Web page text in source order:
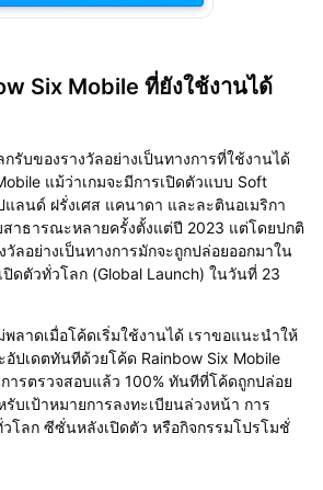
Six Mobile ที่ยังใช้งานได้
รับของรางวัลอย่างเป็นทางการที่ใช้งานได้
แม้ว่าเกมจะมีการเปิดตัวแบบ Soft
แลนด์ ฝรั่งเศส แคนาดา และละตินอเมริกา
สาธารณะหลายครั้งตั้งแต่ปี 2023 แต่โดยปกติ
ลอย่างเป็นทางการมักจะถูกปล่อยออกมาใน
ปิดตัวทั่วโลก (Global Launch) ในวันที่ 23
ลาดเมื่อโค้ดเริ่มใช้งานได้ เราขอแนะนำให้
อัปเดตทันทีด้วยโค้ด Rainbow Six Mobile
ารตรวจสอบแล้ว 100% ทันทีที่โค้ดถูกปล่อย
รับเป้าหมายการลงทะเบียนล่วงหน้า การ
วโลก ซีซั่นหลังเปิดตัว หรือกิจกรรมโปรโมชั่